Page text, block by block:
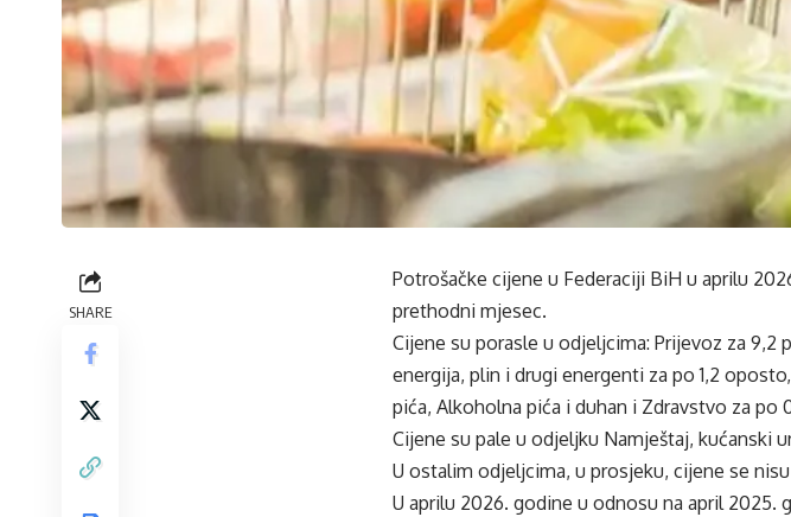
SHARE
Potrošačke cijene u Federaciji BiH u aprilu
prethodni mjesec.
Cijene su porasle u odjeljcima: Prijevoz za
energija, plin i drugi energenti za po 1,2
pića, Alkoholna pića i duhan i Zdravstvo za
Cijene su pale u odjeljku Namještaj, kućanski
U ostalim odjeljcima, u prosjeku, cijene se
U aprilu 2026. godine u odnosu na april 2025.